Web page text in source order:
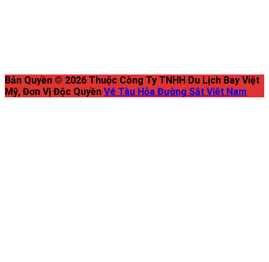
Bản Quyền © 2026 Thuộc Công Ty TNHH Du Lịch Bay Việt
Mỹ, Đơn Vị Độc Quyền Vé Tàu Hỏa Đường Sắt Việt Nam